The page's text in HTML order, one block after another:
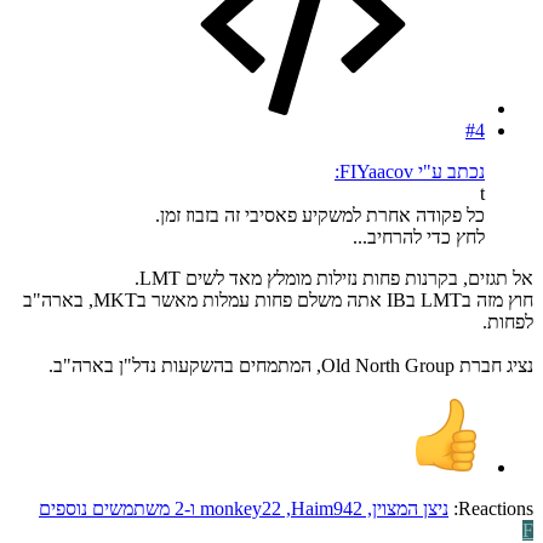
#4
נכתב ע"י FIYaacov:
t
כל פקודה אחרת למשקיע פאסיבי זה בזבוז זמן.
לחץ כדי להרחיב...
אל תגזים, בקרנות פחות נזילות מומלץ מאד לשים LMT.
חוץ מזה בLMT בIB אתה משלם פחות עמלות מאשר בMKT, בארה"ב
לפחות.
נציג חברת Old North Group, המתמחים בהשקעות נדל"ן בארה"ב.
Reactions: ניצן המצוין,
Haim942
,
monkey22 ו-2 משתמשים נוספים
F